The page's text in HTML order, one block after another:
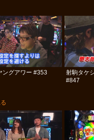
ングアワー #353
射駒タケ
#847